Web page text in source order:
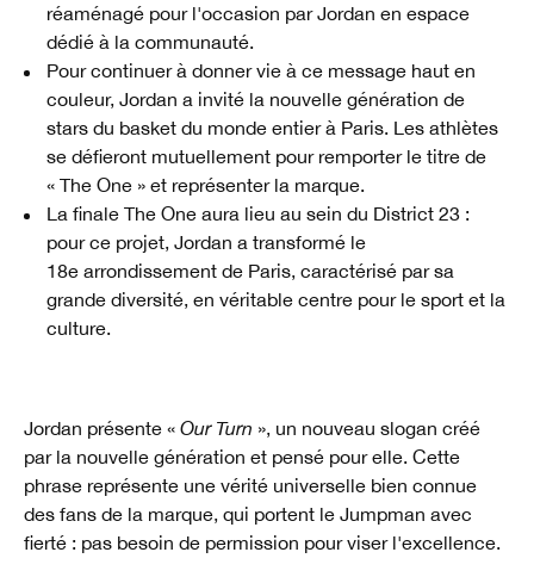
réaménagé pour l'occasion par Jordan en espace
dédié à la communauté.
Pour continuer à donner vie à ce message haut en
couleur, Jordan a invité la nouvelle génération de
stars du basket du monde entier à Paris. Les athlètes
se défieront mutuellement pour remporter le titre de
« The One » et représenter la marque.
La finale The One aura lieu au sein du District 23 :
pour ce projet, Jordan a transformé le
18e arrondissement de Paris, caractérisé par sa
grande diversité, en véritable centre pour le sport et la
culture.
Jordan présente « Our Turn », un nouveau slogan créé
par la nouvelle génération et pensé pour elle. Cette
phrase représente une vérité universelle bien connue
des fans de la marque, qui portent le Jumpman avec
fierté : pas besoin de permission pour viser l'excellence.